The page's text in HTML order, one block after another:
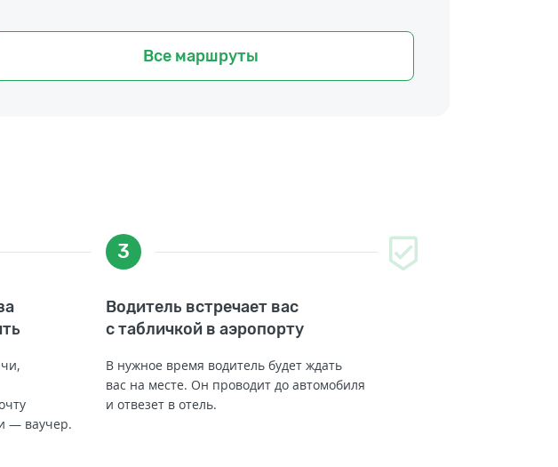
Все маршруты
— ваучер.
3
Водитель встречает вас
с табличкой в аэропорту
В нужное время водитель будет ждать
вас на месте. Он проводит до автомобиля
и отвезет в отель.